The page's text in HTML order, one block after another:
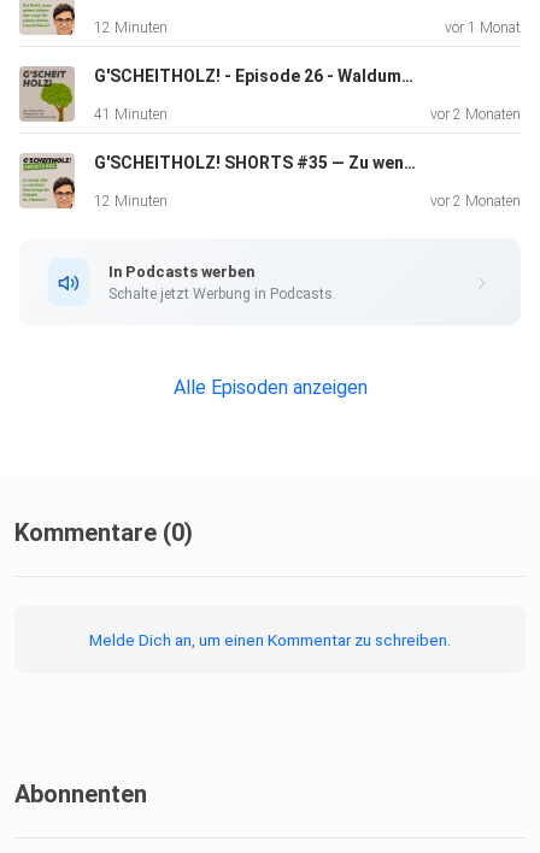
Wer profitiert von Kampagnen gegen Biomasse?
Welcher Logik folgen sie und
Forstwirtschaft?
Für Aufklärung zu diesen Themen sorgt in dieser Folge Dr.
12 Minuten vor 1 Monat
G'SCHEITHOLZ! - Episode 26 - Waldumbau, Klimaschutz und Energiewende – wie passt das zusammen?
41 Minuten vor 2 Monaten
G'SCHEITHOLZ! SHORTS #35 — Zu wenig oder zu viel Holz? Was bringt die Zukunft, Hr. Pfemeter?
12 Minuten vor 2 Monaten
In Podcasts werben
Schalte jetzt Werbung in Podcasts.
Alle Episoden anzeigen
Kommentare (0)
Melde Dich an, um einen Kommentar zu schreiben.
Abonnenten